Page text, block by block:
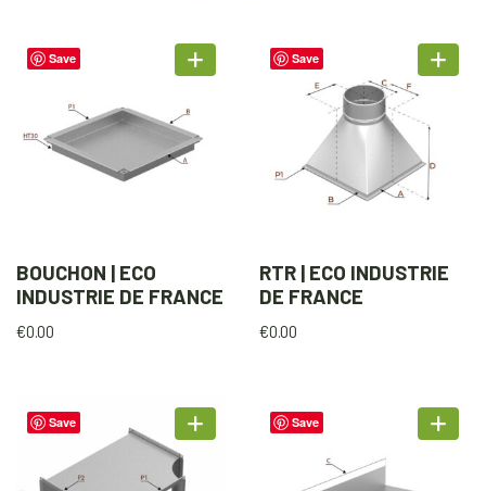
Save
BOUCHON | ECO
INDUSTRIE DE FRANCE
€0.00
Save
RTR | ECO INDUSTRIE
DE FRANCE
€0.00
Save Save